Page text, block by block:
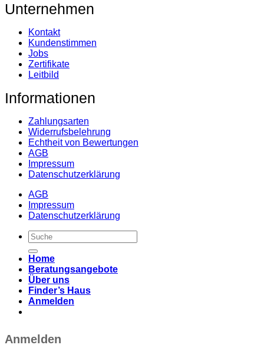
Unternehmen
Kontakt
Kundenstimmen
Jobs
Zertifikate
Leitbild
Informationen
Zahlungsarten
Widerrufsbelehrung
Echtheit von Bewertungen
AGB
Impressum
Datenschutzerklärung
AGB
Impressum
Datenschutzerklärung
Suche
nach:
Home
Beratungsangebote
Über uns
Finder’s Haus
Anmelden
Anmelden